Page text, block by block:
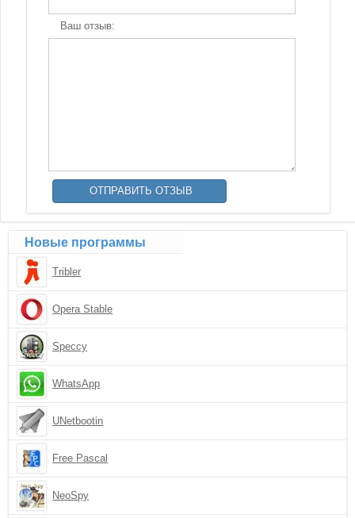
Ваш отзыв:
Новые программы
Tribler
Opera Stable
Speccy
WhatsApp
UNetbootin
Free Pascal
NeoSpy